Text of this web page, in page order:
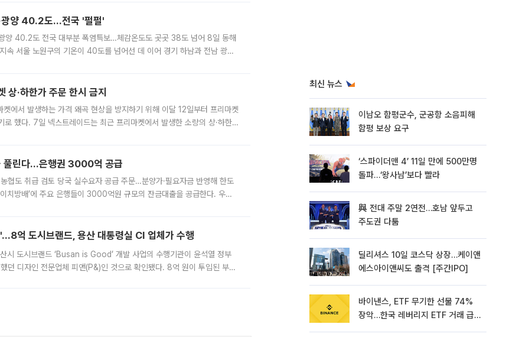
양 40.2도…전국 '펄펄'
40.2도 전국 대부분 폭염특보…체감온도도 곳곳 38도 넘어 8일 동해
속 서울 노원구의 기온이 40도를 넘어선 데 이어 경기 하남과 전남 광양
상·하한가 주문 한시 금지
에서 발생하는 가격 왜곡 현상을 방지하기 위해 이달 12일부터 프리마켓
로 했다. 7일 넥스트레이드는 최근 프리마켓에서 발생한 소량의 상·하한
풀린다…은행권 3000억 공급
협도 취급 검토 당국 실수요자 공급 주문…분양가·필요자금 반영해 한도
치방배’에 주요 은행들이 3000억원 규모의 잔금대출을 공급한다. 우리
도시브랜드, 용산 대통령실 CI 업체가 수행
시 도시브랜드 ‘Busan is Good’ 개발 사업의 수행기관이 윤석열 정부
던 디자인 전문업체 피앤(P&)인 것으로 확인됐다. 8억 원이 투입된 부산
최신 뉴스
이남오 함평군수, 군공항 소음피해
함평 보상 요구
‘스파이더맨 4’ 11일 만에 500만명
돌파…‘왕사남’보다 빨라
與 전대 주말 2연전…호남 앞두고
주도권 다툼
딜리셔스 10일 코스닥 상장…케이앤
에스아이앤씨도 출격 [주간IPO]
바이낸스, ETF 무기한 선물 74%
장악…한국 레버리지 ETF 거래 급